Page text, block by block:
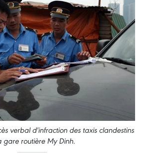
verbal d'infraction des taxis clandestins
gare routière My Dinh.